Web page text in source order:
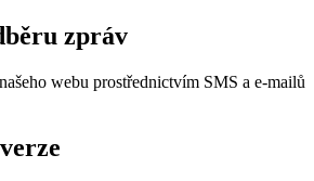
zpráv
webu prostřednictvím SMS a e-mailů